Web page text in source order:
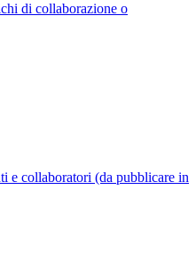
di collaborazione o
e collaboratori (da pubblicare in